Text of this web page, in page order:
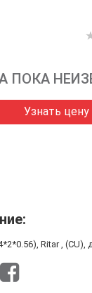
ПОКА
Узнать цену
Ritar , (CU),